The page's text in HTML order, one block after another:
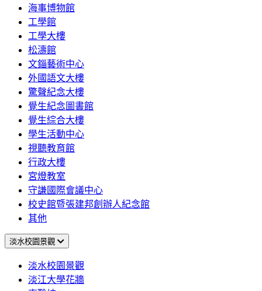
海事博物館
工學館
工學大樓
松濤館
文錙藝術中心
外國語文大樓
驚聲紀念大樓
覺生紀念圖書館
覺生綜合大樓
學生活動中心
視聽教育館
行政大樓
宮燈教室
守謙國際會議中心
校史館暨張建邦創辦人紀念館
其他
淡水校園景觀
淡水校園景觀
淡江大學花牆